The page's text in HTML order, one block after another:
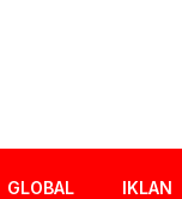
GLOBAL IKLAN